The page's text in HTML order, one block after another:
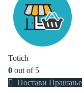
Totich
0 out of 5
Постави Прашање